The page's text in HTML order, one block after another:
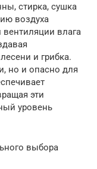
стирка, сушка
воздуха
влага
и грибка.
но и опасно для
эти
уровень
выбора